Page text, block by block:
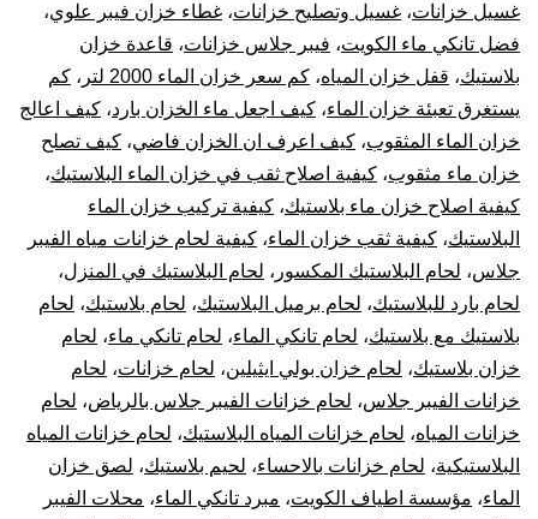
غسيل خزانات، غسيل وتصليح خزانات، غطاء خزان فيبر علوي،
فضل تانكي ماء الكويت، فيبر جلاس خزانات، قاعدة خزان
بلاستيك، قفل خزان المياه، كم سعر خزان الماء 2000 لتر ، كم
يستغرق تعبئة خزان الماء، كيف اجعل ماء الخزان بارد، كيف اعالج
خزان الماء المثقوب، كيف اعرف ان الخزان فاضي، كيف تصلح
خزان ماء مثقوب، كيفية اصلاح ثقب في خزان الماء البلاستيك،
كيفية اصلاح خزان ماء بلاستيك، كيفية تركيب خزان الماء
البلاستيك، كيفية ثقب خزان الماء، كيفية لحام خزانات مياه الفيبر
جلاس، لحام البلاستيك المكسور ، لحام البلاستيك في المنزل،
لحام بارد للبلاستيك، لحام برميل البلاستيك، لحام بلاستيك، لحام
بلاستيك مع بلاستيك، لحام تانكي الماء، لحام تانكي ماء، لحام
خزان بلاستيك، لحام خزان بولي ايثيلين، لحام خزانات، لحام
خزانات الفيبر جلاس، لحام خزانات الفيبر جلاس بالرياض، لحام
خزانات المياه، لحام خزانات المياه البلاستيك، لحام خزانات المياه
البلاستيكية، لحام خزانات بالاحساء، لحيم بلاستيك، لصق خزان
الماء، مؤسسة اطياف الكويت، مبرد تانكي الماء، محلات الفيبر